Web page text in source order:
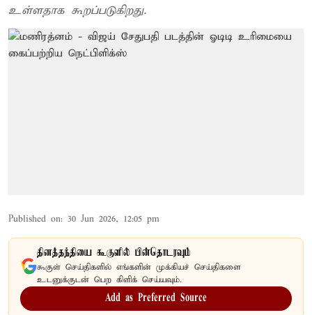
உள்ளதாக கூறப்படுகிறது.
Published on: 30 Jun 2026, 12:05 pm
தினத்தந்தியை கூகுளில் பின்தொடரவும்
கூகுள் செய்திகளில் எங்களின் முக்கியச் செய்திகளை
உடனுக்குடன் பெற கிளிக் செய்யவும்.
Add as Preferred Source